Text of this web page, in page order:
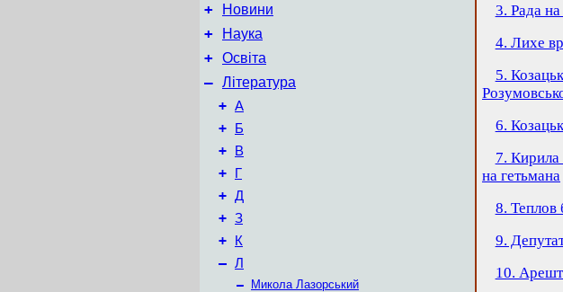
+ Новини
+ Наука
+ Освіта
– Література
+ А
+ Б
+ В
+ Г
+ Д
+ З
+ К
– Л
–
Микола Лазорський
3. Рада на
4. Лихе
5.
6.
7. Кирила
на гетьмана
8. Теплов
9.
10. Арешт